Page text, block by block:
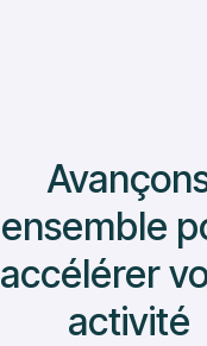
ensemble
accélérer
activité